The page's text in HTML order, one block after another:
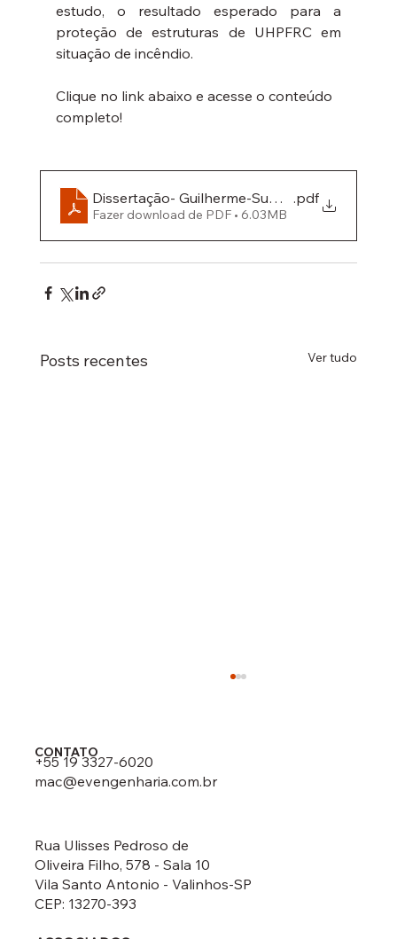
estudo, o resultado esperado para a
proteção de estruturas de UHPFRC em
situação de incêndio.
Clique no link abaixo e acesse o conteúdo
completo!
Dissertação- Guilherme-Sumitomo
.pdf
Fazer download de PDF • 6.03MB
Posts recentes Ver tudo
Barras de Polímeros Reforçados com
Fibras (FRP)
CONTATO
+55 19 3327-6020
mac@evengenharia.com.br
Rua Ulisses Pedroso de
Oliveira Filho, 578 - Sala 10
Vila Santo Antonio - Valinhos-SP
CEP: 13270-393